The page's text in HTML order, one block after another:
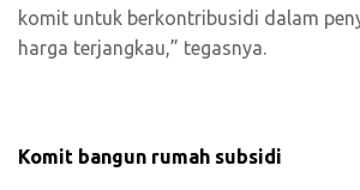
komit untuk berkontribusidi dalam
harga terjangkau,” tegasnya.
Komit bangun rumah subsidi